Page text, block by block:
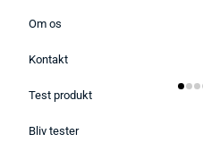
Om os
Kontakt
Test produkt
Bliv tester